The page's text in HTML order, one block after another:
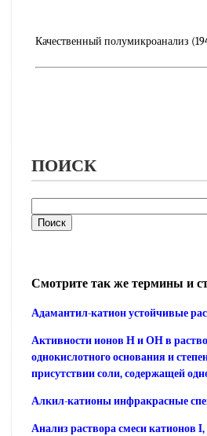
Качественный полумикроанализ
ПОИСК
Смотрите так же термины и
Адамантил-катион устойчивые
Активности ионов Н и ОН в
однокислотного основания и
присутствии соли, содержащей
Алкил-катионы инфракрасные
Анализ раствора смеси катионов